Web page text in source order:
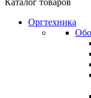
Каталог товаров
Оргтехника